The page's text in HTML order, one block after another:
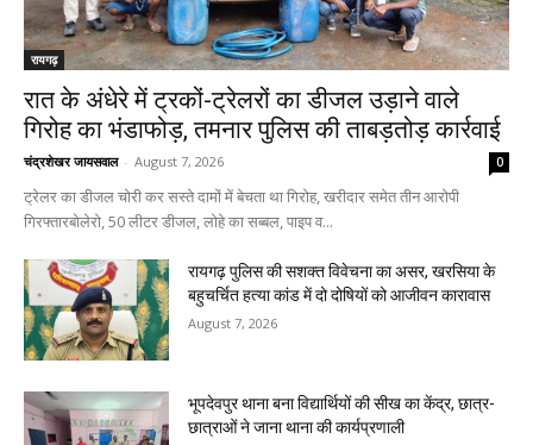
रायगढ़
रात के अंधेरे में ट्रकों-ट्रेलरों का डीजल उड़ाने वाले
गिरोह का भंडाफोड़, तमनार पुलिस की ताबड़तोड़ कार्रवाई
चंद्रशेखर जायसवाल - August 7, 2026 0
ट्रेलर का डीजल चोरी कर सस्ते दामों में बेचता था गिरोह, खरीदार समेत तीन आरोपी
गिरफ्तारबोलेरो, 50 लीटर डीजल, लोहे का सब्बल, पाइप व...
रायगढ़ पुलिस की सशक्त विवेचना का असर, खरसिया के
बहुचर्चित हत्या कांड में दो दोषियों को आजीवन कारावास
August 7, 2026
भूपदेवपुर थाना बना विद्यार्थियों की सीख का केंद्र, छात्र-
छात्राओं ने जाना थाना की कार्यप्रणाली